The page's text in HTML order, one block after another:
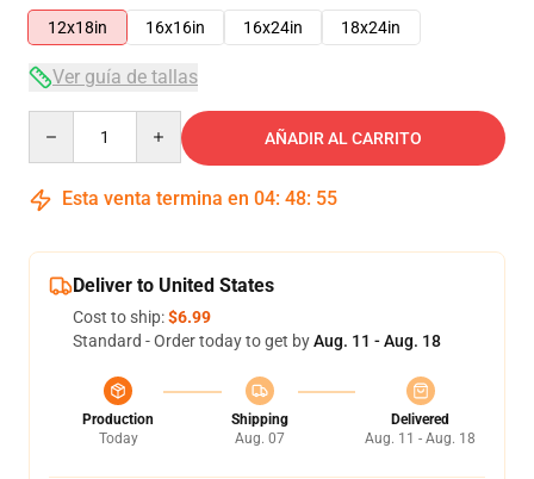
12x18in
16x16in 16x24in 18x24in
Ver guía de tallas
AÑADIR AL CARRITO
Esta venta termina en 04: 48: 54
Deliver to United States
Cost to ship:$6.99
Standard - Order today to get byAug. 11 - Aug. 18
Production
Today
Shipping
Aug. 07
Delivered
Aug. 11 - Aug. 18